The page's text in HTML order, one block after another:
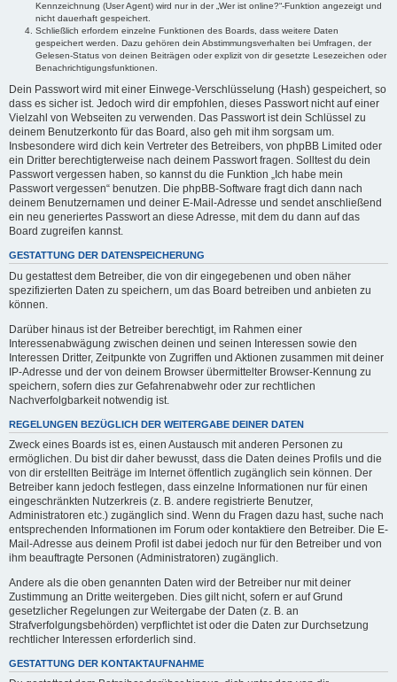
Kennzeichnung (User Agent) wird nur in der „Wer ist online?“-Funktion angezeigt und
nicht dauerhaft gespeichert.
Schließlich erfordern einzelne Funktionen des Boards, dass weitere Daten
gespeichert werden. Dazu gehören dein Abstimmungsverhalten bei Umfragen, der
Gelesen-Status von deinen Beiträgen oder explizit von dir gesetzte Lesezeichen oder
Benachrichtigungsfunktionen.
Dein Passwort wird mit einer Einwege-Verschlüsselung (Hash) gespeichert, so
dass es sicher ist. Jedoch wird dir empfohlen, dieses Passwort nicht auf einer
Vielzahl von Webseiten zu verwenden. Das Passwort ist dein Schlüssel zu
deinem Benutzerkonto für das Board, also geh mit ihm sorgsam um.
Insbesondere wird dich kein Vertreter des Betreibers, von phpBB Limited oder
ein Dritter berechtigterweise nach deinem Passwort fragen. Solltest du dein
Passwort vergessen haben, so kannst du die Funktion „Ich habe mein
Passwort vergessen“ benutzen. Die phpBB-Software fragt dich dann nach
deinem Benutzernamen und deiner E-Mail-Adresse und sendet anschließend
ein neu generiertes Passwort an diese Adresse, mit dem du dann auf das
Board zugreifen kannst.
GESTATTUNG DER DATENSPEICHERUNG
Du gestattest dem Betreiber, die von dir eingegebenen und oben näher
spezifizierten Daten zu speichern, um das Board betreiben und anbieten zu
können.
Darüber hinaus ist der Betreiber berechtigt, im Rahmen einer
Interessenabwägung zwischen deinen und seinen Interessen sowie den
Interessen Dritter, Zeitpunkte von Zugriffen und Aktionen zusammen mit deiner
IP-Adresse und der von deinem Browser übermittelter Browser-Kennung zu
speichern, sofern dies zur Gefahrenabwehr oder zur rechtlichen
Nachverfolgbarkeit notwendig ist.
REGELUNGEN BEZÜGLICH DER WEITERGABE DEINER DATEN
Zweck eines Boards ist es, einen Austausch mit anderen Personen zu
ermöglichen. Du bist dir daher bewusst, dass die Daten deines Profils und die
von dir erstellten Beiträge im Internet öffentlich zugänglich sein können. Der
Betreiber kann jedoch festlegen, dass einzelne Informationen nur für einen
eingeschränkten Nutzerkreis (z. B. andere registrierte Benutzer,
Administratoren etc.) zugänglich sind. Wenn du Fragen dazu hast, suche nach
entsprechenden Informationen im Forum oder kontaktiere den Betreiber. Die E-
Mail-Adresse aus deinem Profil ist dabei jedoch nur für den Betreiber und von
ihm beauftragte Personen (Administratoren) zugänglich.
Andere als die oben genannten Daten wird der Betreiber nur mit deiner
Zustimmung an Dritte weitergeben. Dies gilt nicht, sofern er auf Grund
gesetzlicher Regelungen zur Weitergabe der Daten (z. B. an
Strafverfolgungsbehörden) verpflichtet ist oder die Daten zur Durchsetzung
rechtlicher Interessen erforderlich sind.
GESTATTUNG DER KONTAKTAUFNAHME